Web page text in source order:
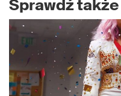
Sprawdź także